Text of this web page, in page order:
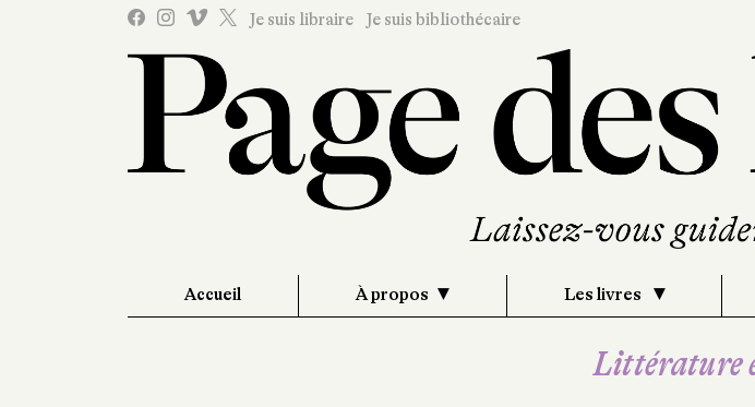
Je suis libraire Je suis bibliothécaire
Accueil À propos Les livres
Littérature